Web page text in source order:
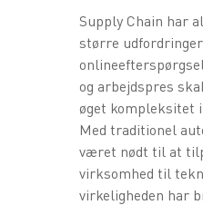
Supply Chain har
større
og arbejdspres
øget kompleksitet
Med traditionel
været nødt til at
virksomhed til
virkeligheden har